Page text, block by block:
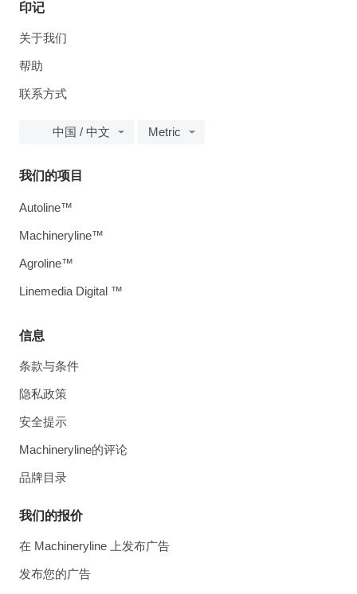
印记
关于我们
帮助
联系方式
中国 / 中文 Metric
信息
条款与条件
隐私政策
安全提示
Machineryline的评论
品牌目录
我们的报价
在 Machineryline 上发布广告
发布您的广告
我们的项目
Autoline™
Machineryline™
Agroline™
Linemedia Digital ™